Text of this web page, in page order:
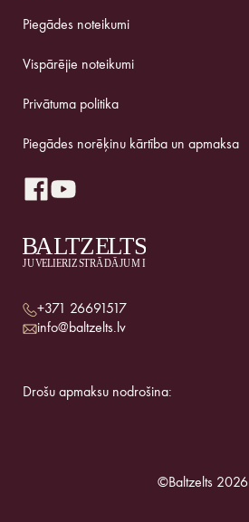
Piegādes noteikumi
Vispārējie noteikumi
Privātuma politika
Piegādes norēķinu kārtība un apmaksa
+371 26691517
info@baltzelts.lv
Drošu apmaksu nodrošina:
©Baltzelts 2026